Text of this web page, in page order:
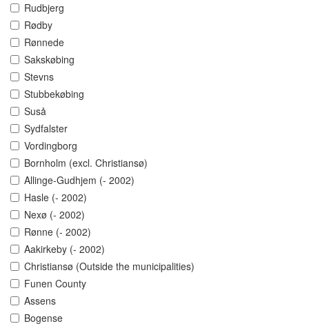
Rudbjerg
Rødby
Rønnede
Sakskøbing
Stevns
Stubbekøbing
Suså
Sydfalster
Vordingborg
Bornholm (excl. Christiansø)
Allinge-Gudhjem (- 2002)
Hasle (- 2002)
Nexø (- 2002)
Rønne (- 2002)
Aakirkeby (- 2002)
Christiansø (Outside the municipalities)
Funen County
Assens
Bogense